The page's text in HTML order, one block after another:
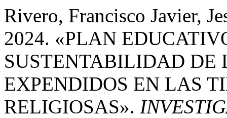
Rivero, Francisco Javier,
2024. «PLAN
SUSTENTABILIDAD DE
EXPENDIDOS EN LAS
RELIGIOSAS».